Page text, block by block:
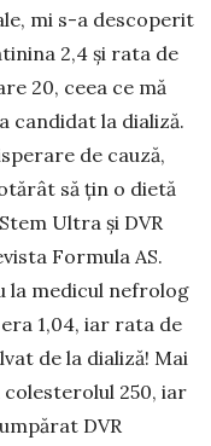
mi s-a descoperit
2,4 și rata de
20, ceea ce mă
candidat la dializă.
de cauză,
să țin o dietă
Ultra și DVR
Formula AS.
la medicul nefrolog
1,04, iar rata de
de la dializă! Mai
colesterolul 250, iar
DVR